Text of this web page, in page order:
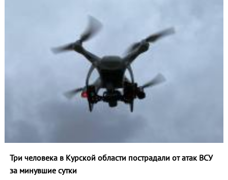
Три человека в Курской области пострадали от атак ВСУ
за минувшие сутки